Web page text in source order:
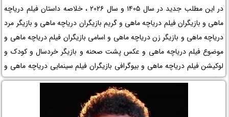
در این مطلب جدید در سال 1405 و سال 2026 ، خلاصه داستان فیلم دریاچه
ماهی و بازیگران فیلم دریاچه ماهی و گریم بازیگران دریاچه ماهی و بازیگر مرد
دریاچه ماهی و بازیگر زن دریاچه ماهی و اسامی بازیگران فیلم دریاچه ماهی و
موضوع فیلم دریاچه ماهی و عکس پشت صحنه و بازیگر خردسال و کودک و
لوکیشن فیلم دریاچه ماهی و بیوگرافی بازیگران فیلم سینمایی دریاچه ماهی و
کارگردان فیلم دریاچه ماهی و مجموعه تلویزیونی دریاچه ماهی و حواشی فیلم
دریاچه ماهی و افتخارات دریاچه ماهی و جوایز دریاچه ماهی و عوامل ساخت
فیلم دریاچه ماهی را در نم نمک ببینید.